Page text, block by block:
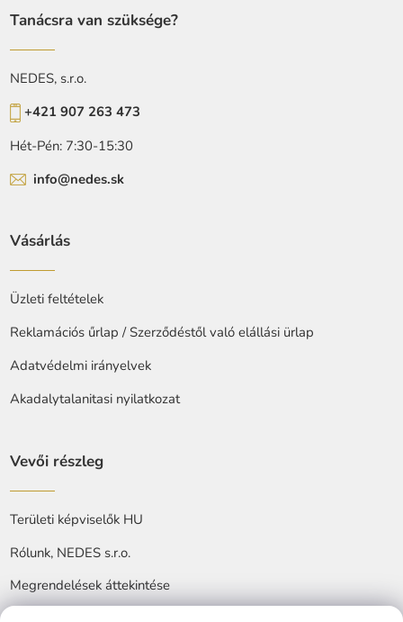
Tanácsra van szüksége?
NEDES, s.r.o.
+421 907 263 473
Hét-Pén: 7:30-15:30
info@nedes.sk
Vásárlás
Üzleti feltételek
Reklamációs űrlap / Szerződéstől való elállási ürlap
Adatvédelmi irányelvek
Akadalytalanitasi nyilatkozat
Vevői részleg
Területi képviselők HU
Rólunk, NEDES s.r.o.
Megrendelések áttekintése